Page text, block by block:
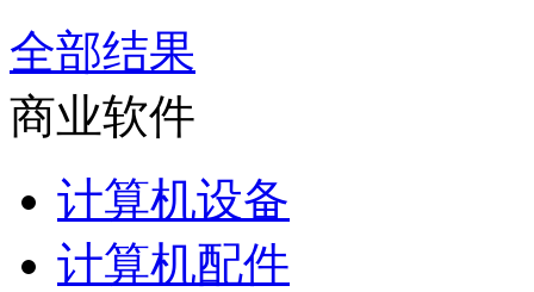
全部结果
商业软件
计算机设备
计算机配件